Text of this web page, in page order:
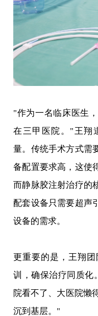
"作为一名临床医生
在三甲医院。"王翔
量。传统手术方式需
备配置要求高，这使
而静脉胶注射治疗的
配套设备只需要超声
设备的需求。
更重要的是，王翔
训，确保治疗同质化
院看不了、大医院懒
沉到基层。"